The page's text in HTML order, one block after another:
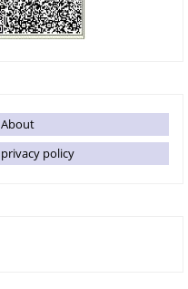
About
privacy policy